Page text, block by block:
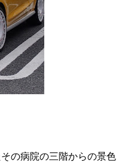
の病院の三階からの景色